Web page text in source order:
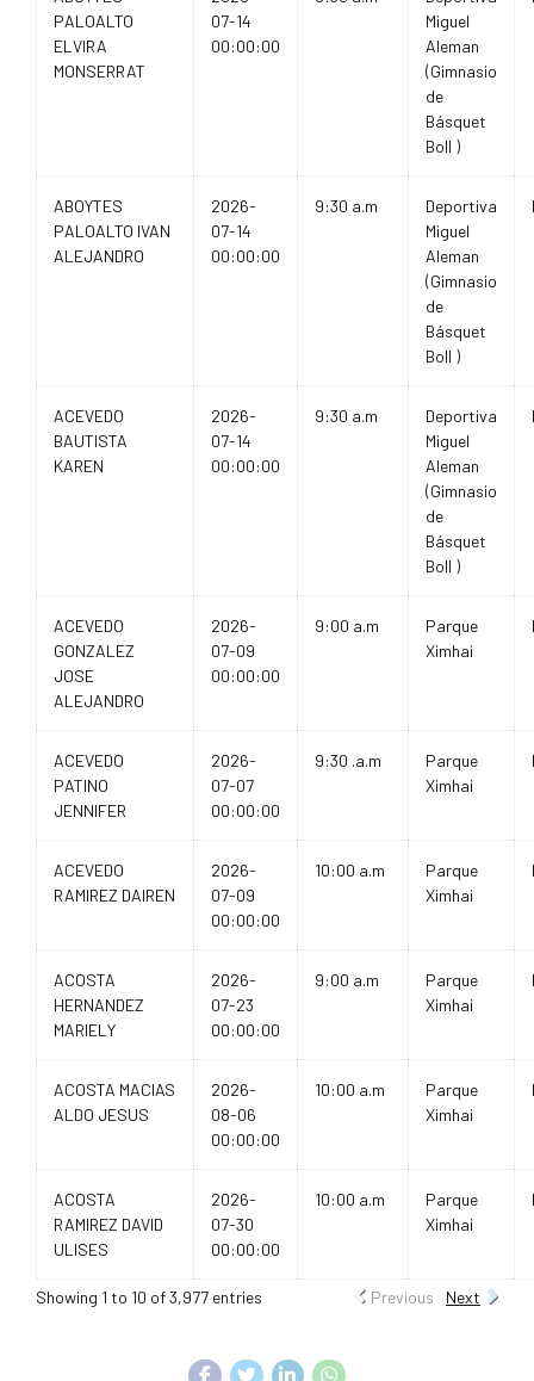
PALOALTO
ELVIRA
MONSERRAT
07-14
00:00:00
Miguel
Aleman
(Gimnasio
de
Básquet
Boll )
ABOYTES
PALOALTO IVAN
ALEJANDRO
2026-
07-14
00:00:00
9:30 a.m
Deportiva
Miguel
Aleman
(Gimnasio
de
Básquet
Boll )
ACEVEDO
BAUTISTA
KAREN
2026-
07-14
00:00:00
9:30 a.m
Deportiva
Miguel
Aleman
(Gimnasio
de
Básquet
Boll )
ACEVEDO
GONZALEZ
JOSE
ALEJANDRO
2026-
07-09
00:00:00
9:00 a.m
Parque
Ximhai
ACEVEDO
PATINO
JENNIFER
2026-
07-07
00:00:00
9:30 .a.m
Parque
Ximhai
ACEVEDO
RAMIREZ DAIREN
2026-
07-09
00:00:00
10:00 a.m
Parque
Ximhai
ACOSTA
HERNANDEZ
MARIELY
2026-
07-23
00:00:00
9:00 a.m
Parque
Ximhai
ACOSTA MACIAS
ALDO JESUS
2026-
08-06
00:00:00
10:00 a.m
Parque
Ximhai
ACOSTA
RAMIREZ DAVID
ULISES
2026-
07-30
00:00:00
10:00 a.m
Parque
Ximhai
Showing 1 to 10 of 3,977 entries Previous Next